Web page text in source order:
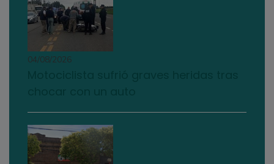
04/08/2026